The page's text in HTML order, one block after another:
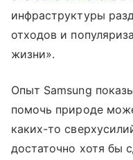
инфраструктуры
отходов и
жизни».
Опыт Samsung
помочь природе
каких-то
достаточно хотя бы